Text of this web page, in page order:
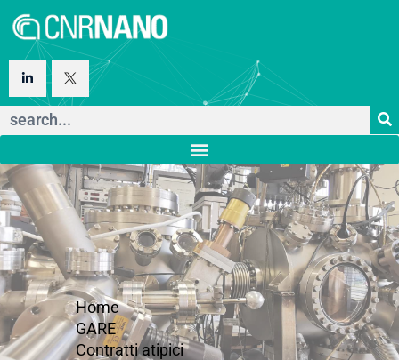
Home
GARE
Contratti atipici